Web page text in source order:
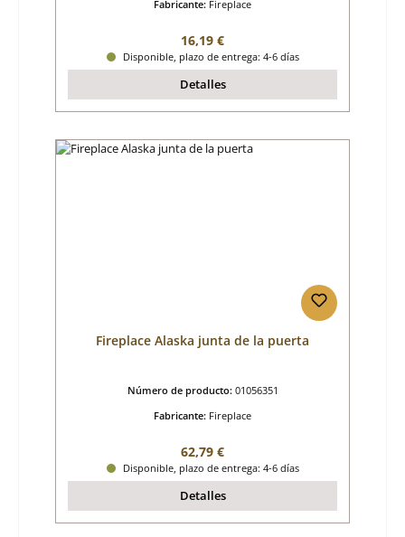
Fabricante: Fireplace
Precio normal:
16,19 €
Disponible, plazo de entrega: 4-6 días
Detalles
Fireplace Alaska junta de la puerta
Número de producto: 01056351
Fabricante: Fireplace
Precio normal:
62,79 €
Disponible, plazo de entrega: 4-6 días
Detalles